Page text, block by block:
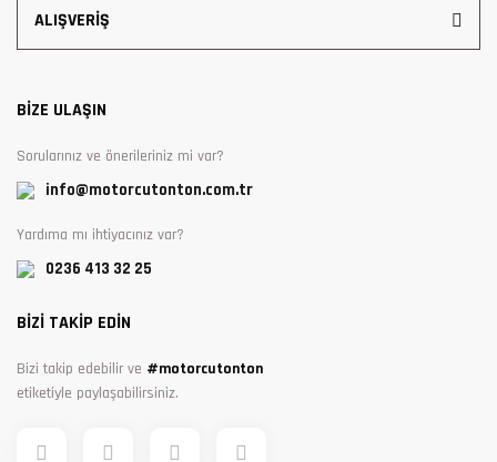
ALIŞVERİŞ
BİZE ULAŞIN
Sorularınız ve önerileriniz mi var?
info@motorcutonton.com.tr
Yardıma mı ihtiyacınız var?
0236 413 32 25
BİZİ TAKİP EDİN
Bizi takip edebilir ve #motorcutonton
etiketiyle paylaşabilirsiniz.